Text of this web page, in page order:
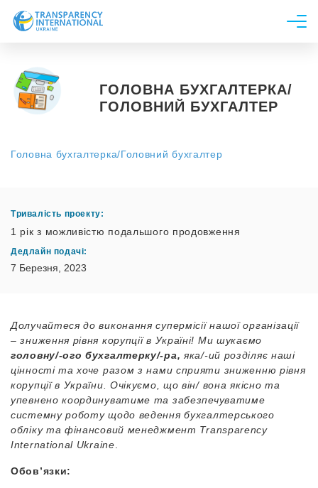
Новини
Напрями роботи
ГОЛОВНА БУХГАЛТЕРКА/
ГОЛОВНИЙ БУХГАЛТЕР
Головна бухгалтерка/Головний бухгалтер
Тривалість проекту:
1 рік з можливістю подальшого продовження
Дедлайн подачі:
7 Березня, 2023
Долучайтеся до виконання супермісії нашої організації
– зниження рівня корупції в Україні! Ми шукаємо
головну/-ого бухгалтерку/-ра, яка/-ий розділяє наші
цінності та хоче разом з нами сприяти зниженню рівня
корупції в України. Очікуємо, що він/ вона якісно та
упевнено координуватиме та забезпечуватиме
системну роботу щодо ведення бухгалтерського
обліку та фінансовий менеджмент Transparency
International Ukraine
Обов’язки: